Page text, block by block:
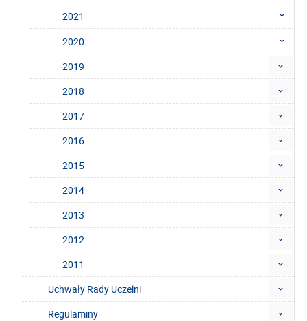
2021
2020
2019
2018
2017
2016
2015
2014
2013
2012
2011
Uchwały Rady Uczelni
Regulaminy